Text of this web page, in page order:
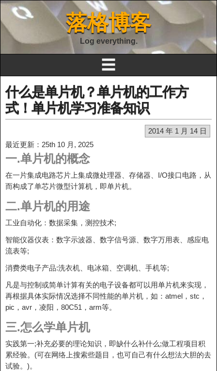
落格博客
Log everything.
☰
什么是单片机？单片机的工作方
式！单片机学习准备知识
2014 年 1 月 14 日
最近更新：25th 10 月, 2025
一.单片机的概念
在一片集成电路芯片上集成微处理器、存储器、I/O接口电路，从
而构成了单芯片微型计算机，即单片机。
二.单片机的用途
工业自动化：数据采集，测控技术;
智能仪器仪表：数字示波器、数字信号源、数字万用表、感应电
流表等;
消费类电子产品:洗衣机、电冰箱、空调机、手机等;
凡是与控制或简单计算有关的电子设备都可以用单片机来实现，
再根据具体实际情况选择不同性能的单片机，如：atmel，stc，
pic，avr，凌阳，80C51，arm等。
三.怎么学单片机
实践第一;补充必要的理论知识，即缺什么补什么;做工程项目积
累经验。(可在网络上搜索些题目，也可自己有什么想法大胆的去
试验。)。